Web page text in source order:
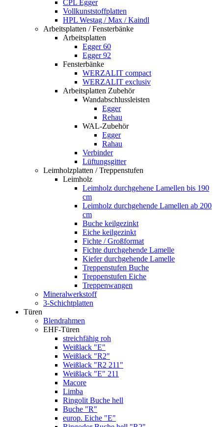
CPL Egger
Vollkunststoffplatten
HPL Westag / Max / Kaindl
Arbeitsplatten / Fensterbänke
Arbeitsplatten
Egger 60
Egger 92
Fensterbänke
WERZALIT compact
WERZALIT exclusiv
Arbeitsplatten Zubehör
Wandabschlussleisten
Egger
Rehau
WAL-Zubehör
Egger
Rahau
Verbinder
Lüftungsgitter
Leimholzplatten / Treppenstufen
Leimholz
Leimholz durchgehene Lamellen bis 190
cm
Leimholz durchgehende Lamellen ab 200
cm
Buche keilgezinkt
Eiche keilgezinkt
Fichte / Großformat
Fichte durchgehende Lamelle
Kiefer durchgehende Lamelle
Treppenstufen Buche
Treppenstufen Eiche
Treppenwangen
Mineralwerkstoff
3-Schichtplatten
Türen
Blendrahmen
EHF-Türen
streichfähig roh
Weißlack "E"
Weißlack "R2"
Weißlack "R2 211"
Weißlack "E" 211
Macore
Limba
Ringolit Buche hell
Buche "R"
europ. Eiche "E"